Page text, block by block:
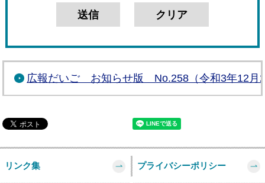
広報だいご お知らせ版 No.258（令和3年12月
リンク集 プライバシーポリシー